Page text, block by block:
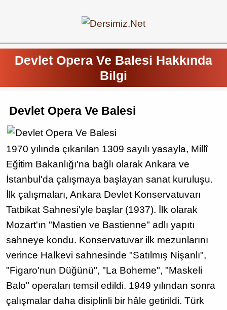
Devlet Opera Ve Balesi Hakkında
Bilgi
Devlet Opera Ve Balesi
1970 yılında çıkarılan 1309 sayılı yasayla, Millî
Eğitim Bakanlığı'na bağlı olarak Ankara ve
İstanbul'da çalışmaya başlayan sanat kuruluşu.
İlk çalışmaları, Ankara Devlet Konservatuvarı
Tatbikat Sahnesi'yle başlar (1937). İlk olarak
Mozart'ın "Mastien ve Bastienne" adlı yapıtı
sahneye kondu. Konservatuvar ilk mezunlarını
verince Halkevi sahnesinde "Satılmış Nişanlı",
"Figaro'nun Düğünü", "La Boheme", "Maskeli
Balo" operaları temsil edildi. 1949 yılından sonra
çalışmalar daha disiplinli bir hâle getirildi. Türk